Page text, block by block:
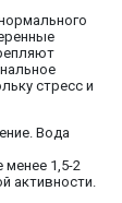
стресс и
Вода
менее 1,5-2
активности.